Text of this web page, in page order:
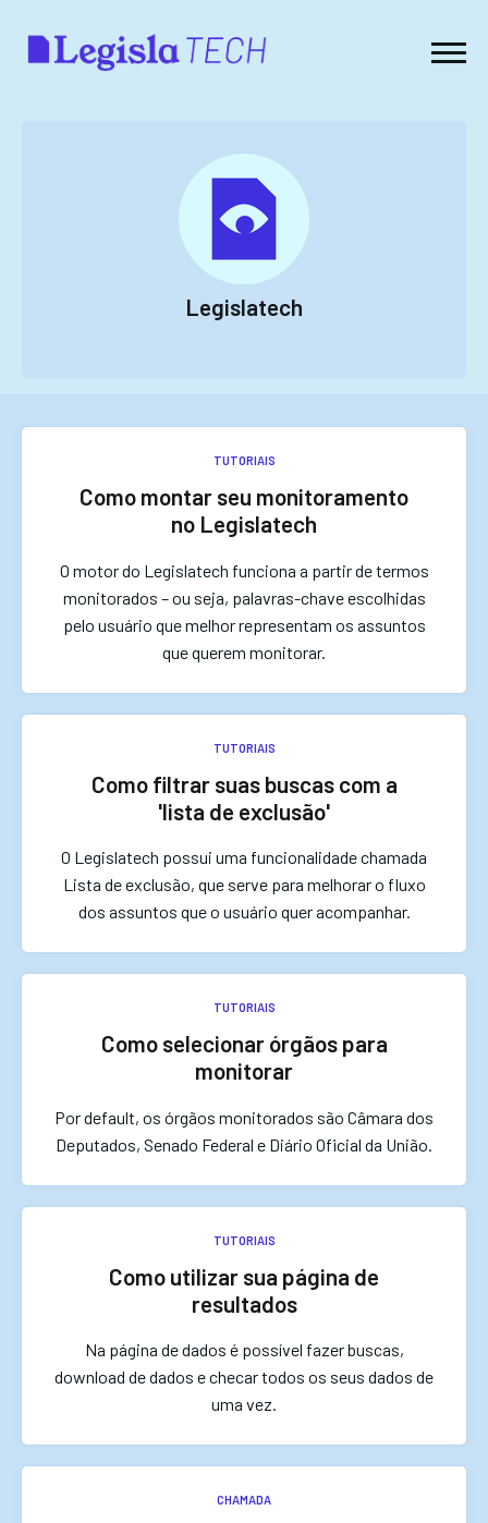
Legislatech
TUTORIAIS
Como montar seu monitoramento
no Legislatech
O motor do Legislatech funciona a partir de termos
monitorados – ou seja, palavras-chave escolhidas
pelo usuário que melhor representam os assuntos
que querem monitorar.
TUTORIAIS
Como filtrar suas buscas com a
'lista de exclusão'
O Legislatech possui uma funcionalidade chamada
Lista de exclusão, que serve para melhorar o fluxo
dos assuntos que o usuário quer acompanhar.
TUTORIAIS
Como selecionar órgãos para
monitorar
Por default, os órgãos monitorados são Câmara dos
Deputados, Senado Federal e Diário Oficial da União.
TUTORIAIS
Como utilizar sua página de
resultados
Na página de dados é possível fazer buscas,
download de dados e checar todos os seus dados de
uma vez.
CHAMADA